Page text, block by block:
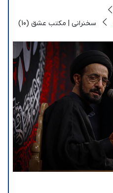
سخنرانی | مکتب عشق (10)